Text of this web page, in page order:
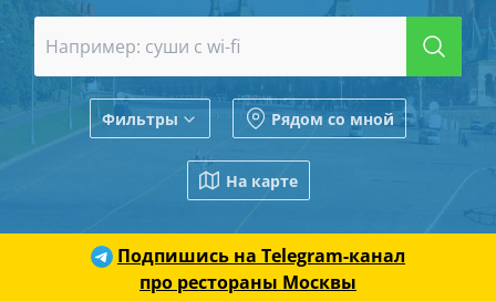
Фильтры Рядом со мной
На карте
Подпишись на Telegram-канал
про рестораны Москвы